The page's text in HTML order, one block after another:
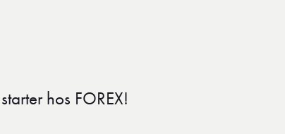
hos FOREX!